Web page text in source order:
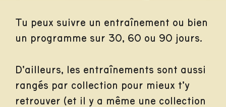
Tu peux suivre un entraînement ou bien
un programme sur 30, 60 ou 90 jours.
D’ailleurs, les entraînements sont aussi
rangés par collection pour mieux t’y
retrouver (et il y a même une collection